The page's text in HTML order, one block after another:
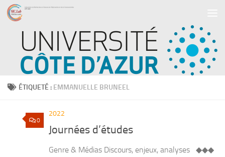
Skip to content
ÉTIQUETÉ : EMMANUELLE BRUNEEL
0
2022
Journées d’études
Genre & Médias Discours, enjeux, analyses ◆◆◆